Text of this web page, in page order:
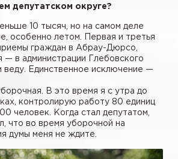
депутатском округе?
10 тысяч, но на самом деле
особенно летом. Первая и третья
граждан в Абрау-Дюрсо,
— в администрации Глебовского
веду. Единственное исключение —
В это время я с утра до
контролирую работу 80 единиц
человек. Когда стал депутатом,
что во время уборочной на
думы меня не ждите.